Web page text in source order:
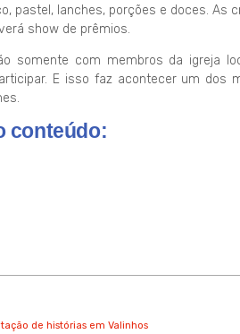
pastel, lanches, porções e doces. As
show de prêmios.
somente com membros da igreja
E isso faz acontecer um dos
conteúdo:
de histórias em Valinhos